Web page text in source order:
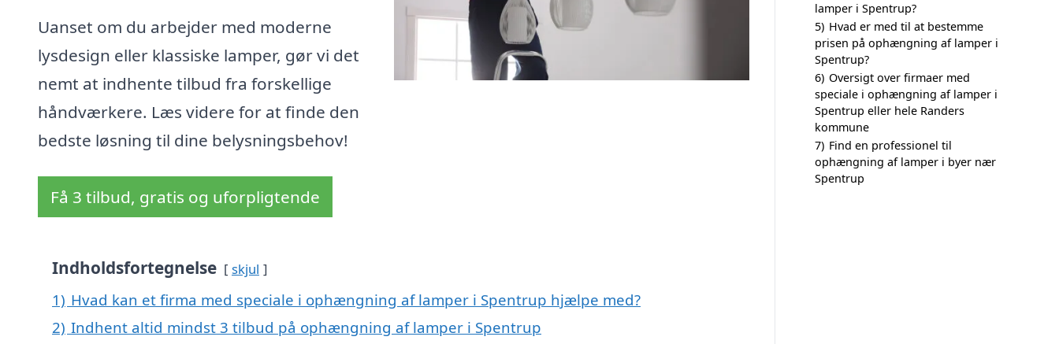
Uanset om du arbejder med moderne
lysdesign eller klassiske lamper, gør vi det
nemt at indhente tilbud fra forskellige
håndværkere. Læs videre for at finde den
bedste løsning til dine belysningsbehov!
Få 3 tilbud, gratis og uforpligtende
Indholdsfortegnelse skjul
1) Hvad kan et firma med speciale i ophængning af lamper i Spentrup hjælpe med?
2) Indhent altid mindst 3 tilbud på ophængning af lamper i Spentrup
lamper i Spentrup?
5) Hvad er med til at bestemme
prisen på ophængning af lamper i
Spentrup?
6) Oversigt over firmaer med
speciale i ophængning af lamper i
Spentrup eller hele Randers
kommune
7) Find en professionel til
ophængning af lamper i byer nær
Spentrup